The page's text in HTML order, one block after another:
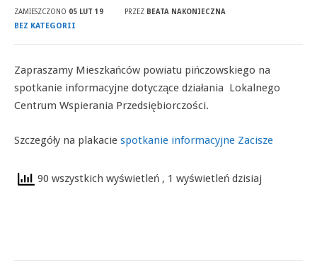
ZAMIESZCZONO 05 LUT 19 PRZEZ BEATA NAKONIECZNA
BEZ KATEGORII
Zapraszamy Mieszkańców powiatu pińczowskiego na
spotkanie informacyjne dotyczące działania Lokalnego
Centrum Wspierania Przedsiębiorczości.
Szczegóły na plakacie spotkanie informacyjne Zacisze
90 wszystkich wyświetleń , 1 wyświetleń dzisiaj